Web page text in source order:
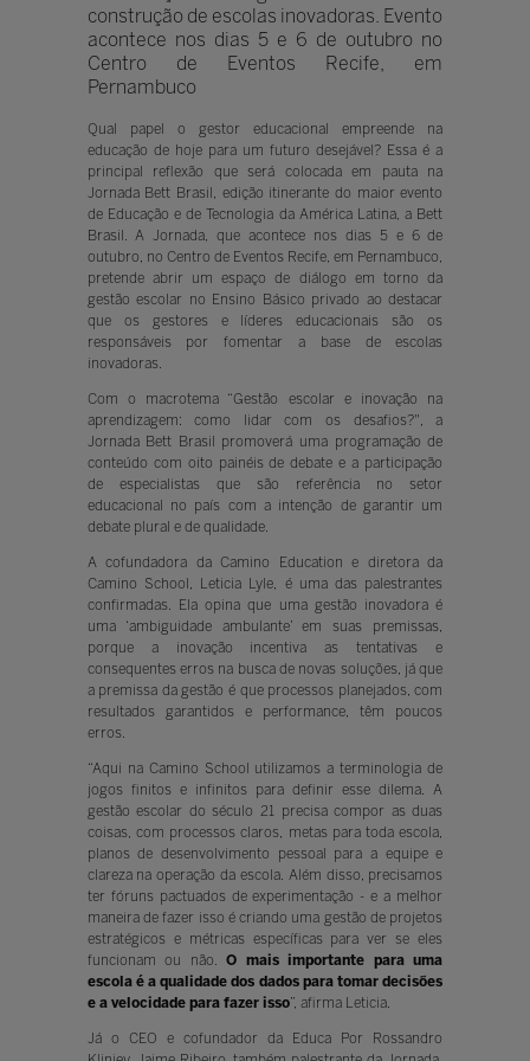
construção de escolas inovadoras. Evento
acontece nos dias 5 e 6 de outubro no
Centro de Eventos Recife, em
Pernambuco
Qual papel o gestor educacional empreende na
educação de hoje para um futuro desejável? Essa é a
principal reflexão que será colocada em pauta na
Jornada Bett Brasil, edição itinerante do maior evento
de Educação e de Tecnologia da América Latina, a Bett
Brasil. A Jornada, que acontece nos dias 5 e 6 de
outubro, no Centro de Eventos Recife, em Pernambuco,
pretende abrir um espaço de diálogo em torno da
gestão escolar no Ensino Básico privado ao destacar
que os gestores e líderes educacionais são os
responsáveis por fomentar a base de escolas
inovadoras.
Com o macrotema “Gestão escolar e inovação na
aprendizagem: como lidar com os desafios?", a
Jornada Bett Brasil promoverá uma programação de
conteúdo com oito painéis de debate e a participação
de especialistas que são referência no setor
educacional no país com a intenção de garantir um
debate plural e de qualidade.
A cofundadora da Camino Education e diretora da
Camino School, Leticia Lyle, é uma das palestrantes
confirmadas. Ela opina que uma gestão inovadora é
uma ‘ambiguidade ambulante’ em suas premissas,
porque a inovação incentiva as tentativas e
consequentes erros na busca de novas soluções, já que
a premissa da gestão é que processos planejados, com
resultados garantidos e performance, têm poucos
erros.
“Aqui na Camino School utilizamos a terminologia de
jogos finitos e infinitos para definir esse dilema. A
gestão escolar do século 21 precisa compor as duas
coisas, com processos claros, metas para toda escola,
planos de desenvolvimento pessoal para a equipe e
clareza na operação da escola. Além disso, precisamos
ter fóruns pactuados de experimentação - e a melhor
maneira de fazer isso é criando uma gestão de projetos
estratégicos e métricas específicas para ver se eles
funcionam ou não.O mais importante para uma
escola é a qualidade dos dados para tomar decisões
e a velocidade para fazer isso”, afirma Leticia.
Já o CEO e cofundador da Educa Por Rossandro